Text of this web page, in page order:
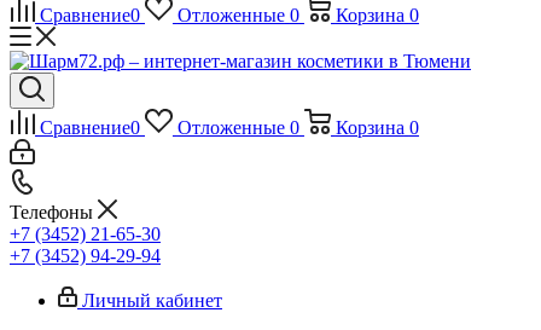
Сравнение0 Отложенные 0 Корзина 0
Сравнение0 Отложенные 0 Корзина 0
Телефоны
+7 (3452) 21-65-30
+7 (3452) 94-29-94
Личный кабинет